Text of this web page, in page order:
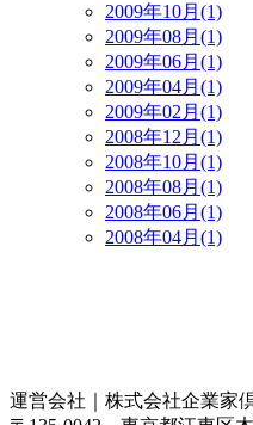
2009年10月(1)
2009年08月(1)
2009年06月(1)
2009年04月(1)
2009年02月(1)
2008年12月(1)
2008年10月(1)
2008年08月(1)
2008年06月(1)
2008年04月(1)
運営会社｜ 株式会社企業家